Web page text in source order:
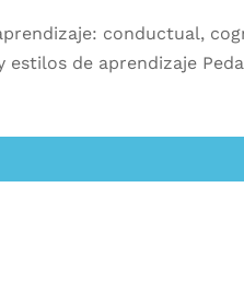
conductual,
de aprendizaje